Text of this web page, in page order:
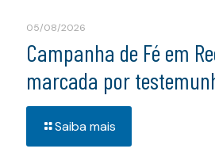
05/08/2026
Campanha de Fé em
marcada por
Saiba mais